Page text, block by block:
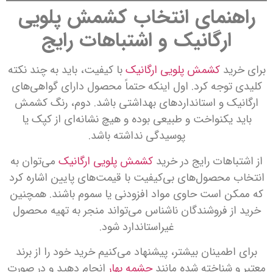
راهنمای انتخاب کشمش پلویی
ارگانیک و اشتباهات رایج
برای خریدکشمش پلویی ارگانیکبا کیفیت، باید به چند نکته
کلیدی توجه کرد. اول اینکه حتماً محصول دارای گواهی‌های
ارگانیک و استانداردهای بهداشتی باشد. دوم، رنگ کشمش
باید یکنواخت و طبیعی بوده و هیچ نشانه‌ای از کپک یا
پوسیدگی نداشته باشد.
از اشتباهات رایج در خرید کشمش پلویی ارگانیک می‌توان به
انتخاب محصول‌های بی‌کیفیت با قیمت‌های پایین اشاره کرد
که ممکن است حاوی مواد افزودنی یا سموم باشند. همچنین
خرید از فروشندگان ناشناس می‌تواند منجر به تهیه محصول
غیراستاندارد شود.
برای اطمینان بیشتر، پیشنهاد می‌کنیم خرید خود را از برند
معتبر و شناخته شده مانندچشمه بهار انجام دهید و در صورت